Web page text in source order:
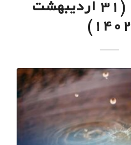
کشاورزی (31 اردیبهشت
۱۴۰۲)